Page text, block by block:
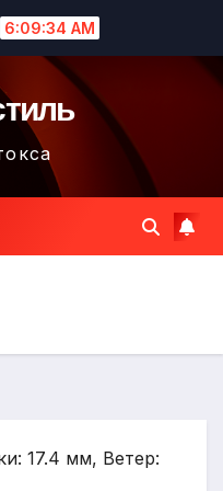
6:09:35 AM
17.4 мм, Ветер: